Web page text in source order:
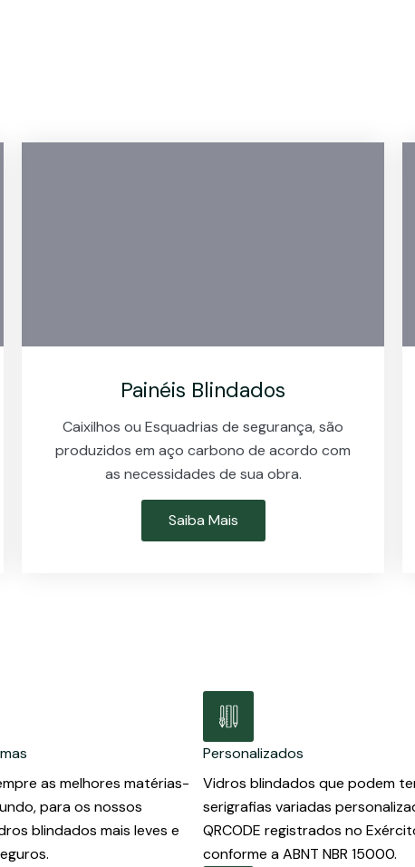
Painéis Blindados
Caixilhos ou Esquadrias de segurança, são
produzidos em aço carbono de acordo com
as necessidades de sua obra.
Saiba Mais
as melhores matérias-
para os nossos
blindados mais leves e
Personalizados
Vidros blindados que podem
serigrafias variadas
QRCODE registrados no
conforme a ABNT NBR 15000.